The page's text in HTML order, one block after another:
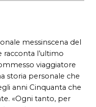
messinscena del
l’ultimo
viaggiatore
storia personale che
anni Cinquanta che
«Ogni tanto, per